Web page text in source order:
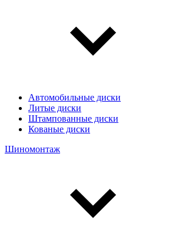
Автомобильные диски
Литые диски
Штампованные диски
Кованые диски
Шиномонтаж